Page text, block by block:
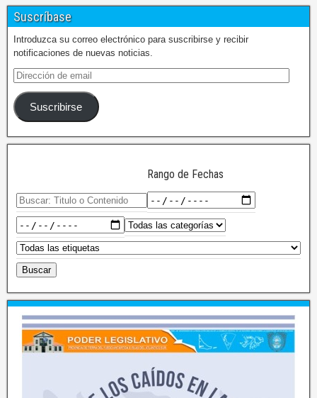
Suscríbase
Introduzca su correo electrónico para suscribirse y recibir
notificaciones de nuevas noticias.
Suscribirse
Rango de Fechas